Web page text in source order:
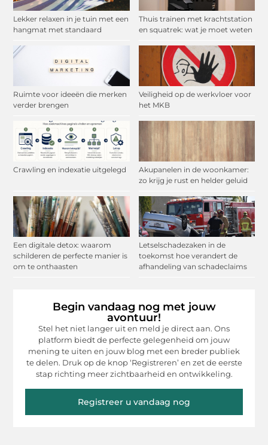
Lekker relaxen in je tuin met een
hangmat met standaard
Thuis trainen met krachtstation
en squatrek: wat je moet weten
Ruimte voor ideeën die merken
verder brengen
Veiligheid op de werkvloer voor
het MKB
Crawling en indexatie uitgelegd
Akupanelen in de woonkamer:
zo krijg je rust en helder geluid
Een digitale detox: waarom
schilderen de perfecte manier is
om te onthaasten
Letselschadezaken in de
toekomst hoe verandert de
afhandeling van schadeclaims
Begin vandaag nog met jouw
avontuur!
Stel het niet langer uit en meld je direct aan. Ons
platform biedt de perfecte gelegenheid om jouw
mening te uiten en jouw blog met een breder publiek
te delen. Druk op de knop ‘Registreren’ en zet de eerste
stap richting meer zichtbaarheid en ontwikkeling.
Registreer u vandaag nog